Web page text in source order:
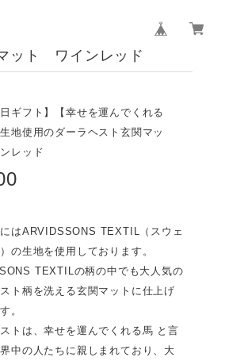
ット ワインレッド
日ギフト】【幸せを運んでくれる
地使用のダーラヘスト玄関マッ
レッド
にはARVIDSSONS TEXTIL（スウェ
の生地を使用しております。
TEXTILの柄の中でも大人気の
ト柄を洗える玄関マットに仕上げ
。
トは、幸せを運んでくれる馬 と言
中の人たちに親しまれており、大